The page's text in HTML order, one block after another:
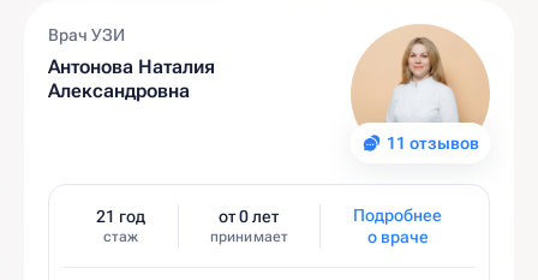
11 отзывов
Врач УЗИ
Антонова Наталия
Александровна
21 год
стаж
от 0 лет
принимает
Подробнее
о враче